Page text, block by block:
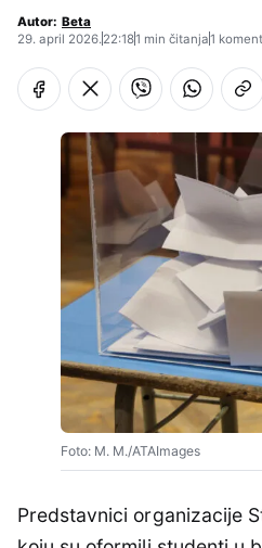
Autor: Beta
29. april 2026.22:181 min čitanja1
Foto: M. M./ATAImages
Predstavnici organizacije